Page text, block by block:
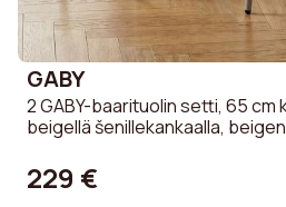
GABY
2 GABY-baarituolin setti, 65 cm
beigellä šenillekankaalla,
229 €